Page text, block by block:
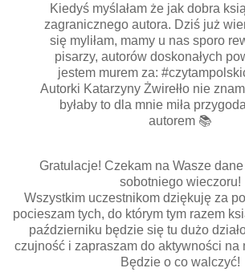
Kiedyś myślałam że jak dobra
zagranicznego autora. Dziś już
się myliłam, mamy u nas sporo
pisarzy, autorów doskonałych
jestem murem za:
Autorki Katarzyny Żwirełło nie
byłaby to dla mnie miła
autorem 📚
Gratulacje! Czekam na Wasze
sobotniego wieczoru!
Wszystkim uczestnikom dziękuję za
pocieszam tych, do którym tym razem
październiku będzie się tu dużo
czujność i zapraszam do aktywności na
Będzie o co walczyć!